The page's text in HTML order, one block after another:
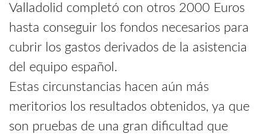
Valladolid completó con otros 2000 Euros
hasta conseguir los fondos necesarios para
cubrir los gastos derivados de la asistencia
del equipo español.
Estas circunstancias hacen aún más
meritorios los resultados obtenidos, ya que
son pruebas de una gran dificultad que